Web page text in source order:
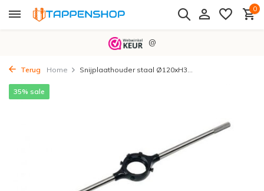
0
@
Terug Home Snijplaathouder staal Ø120xH3...
35% sale